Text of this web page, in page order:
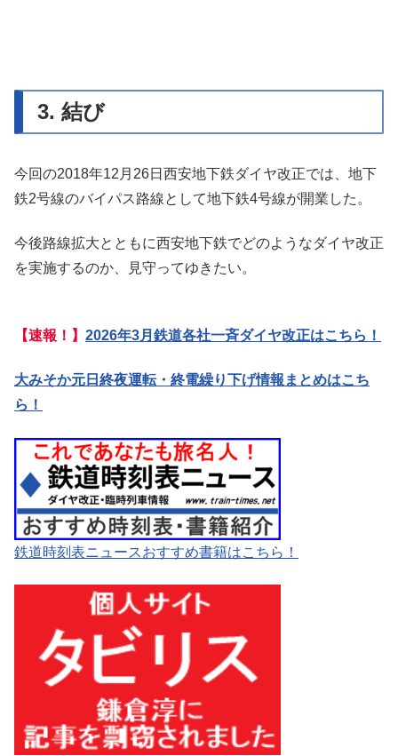
3. 結び
今回の2018年12月26日西安地下鉄ダイヤ改正では、地下
鉄2号線のバイパス路線として地下鉄4号線が開業した。
今後路線拡大とともに西安地下鉄でどのようなダイヤ改正
を実施するのか、見守ってゆきたい。
【速報！】 2026年3月鉄道各社一斉ダイヤ改正はこちら！
大みそか元日終夜運転・終電繰り下げ情報まとめはこち
ら！
鉄道時刻表ニュースおすすめ書籍はこちら！